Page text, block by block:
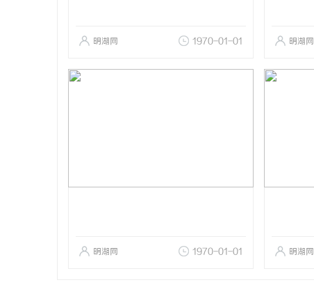
明湖网 1970-01-01 明湖网
明湖网 1970-01-01 明湖网